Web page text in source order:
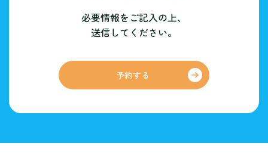
必要情報をご記入の上、
送信してください。
予約する